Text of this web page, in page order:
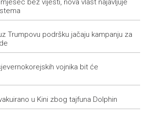
Odgovornost je izgraditi državu
neće ponoviti
ugovori u HBŽ-u: Veće plaće u
i upravi
Confederation an unrealistic idea,
Western Balkans
doza darovane krvi predstavlja novu
i ozdravljenje
bez vijesti, nova vlast najavljuje
Trumpovu podršku jačaju kampanju za
vojnika bit će
u Kini zbog tajfuna Dolphin